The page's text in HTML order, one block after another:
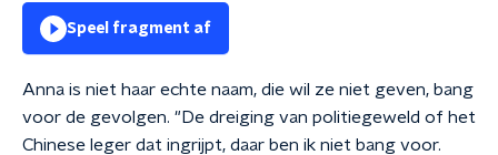
Speel fragment af
Anna is niet haar echte naam, die wil ze niet geven, bang
voor de gevolgen. "De dreiging van politiegeweld of het
Chinese leger dat ingrijpt, daar ben ik niet bang voor.